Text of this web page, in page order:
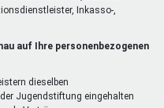
Inkasso-,
auf Ihre personenbezogenen
dieselben
Jugendstiftung eingehalten